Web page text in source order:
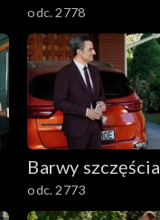
odc. 2778
Barwy szczęścia
odc. 2773